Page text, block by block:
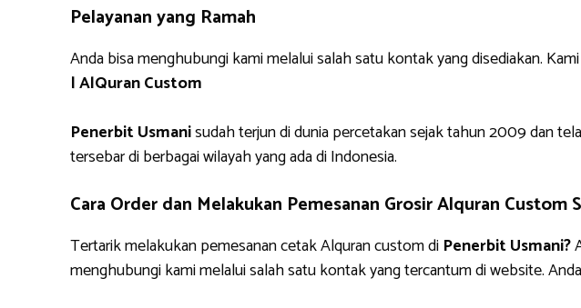
Pelayanan yang Ramah
Anda bisa menghubungi kami melalui salah satu kontak yang disediakan.
| AlQuran Custom
Penerbit Usmanisudah terjun di dunia percetakan sejak tahun 2009 dan
tersebar di berbagai wilayah yang ada di Indonesia.
Cara Order dan Melakukan Pemesanan Grosir Alquran Custom
Tertarik melakukan pemesanan cetak Alquran custom di Penerbit Usmani?
menghubungi kami melalui salah satu kontak yang tercantum di website.